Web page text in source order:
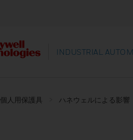
INDUSTRIAL
個人用保護具 ハネウェルによる影響